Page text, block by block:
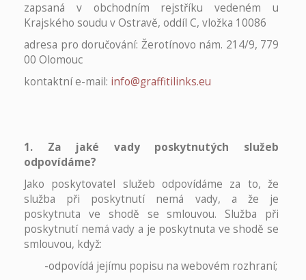
zapsaná v obchodním rejstříku vedeném u
Krajského soudu v Ostravě, oddíl C, vložka 10086
adresa pro doručování: Žerotínovo nám. 214/9, 779
00 Olomouc
kontaktní e-mail: info@graffitilinks.eu
1. Za jaké vady poskytnutých služeb
odpovídáme?
Jako poskytovatel služeb odpovídáme za to, že
služba při poskytnutí nemá vady, a že je
poskytnuta ve shodě se smlouvou. Služba při
poskytnutí nemá vady a je poskytnuta ve shodě se
smlouvou, když:
-odpovídá jejímu popisu na webovém rozhraní;